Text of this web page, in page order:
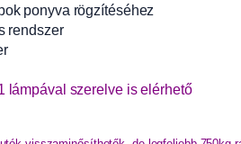
ponyva rögzítéséhez
rendszer
lámpával szerelve is elérhető